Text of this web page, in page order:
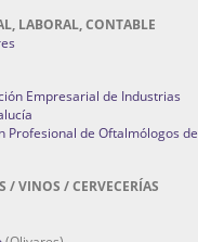
LABORAL, CONTABLE
Empresarial de Industrias
Profesional de Oftalmólogos de
/ VINOS / CERVECERÍAS